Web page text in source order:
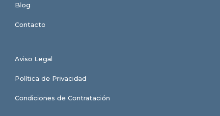
Blog
Contacto
Aviso Legal
Política de Privacidad
Condiciones de Contratación